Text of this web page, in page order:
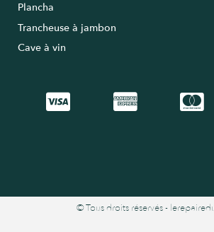
Plancha
Trancheuse à jambon
Cave à vin
© Tous droits réservés -